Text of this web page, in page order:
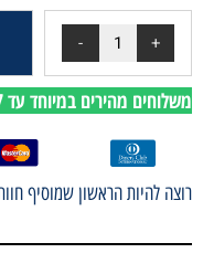
מהירים במיוחד עד 7 ימי עסקים
להיות הראשון שמוסיף חוות